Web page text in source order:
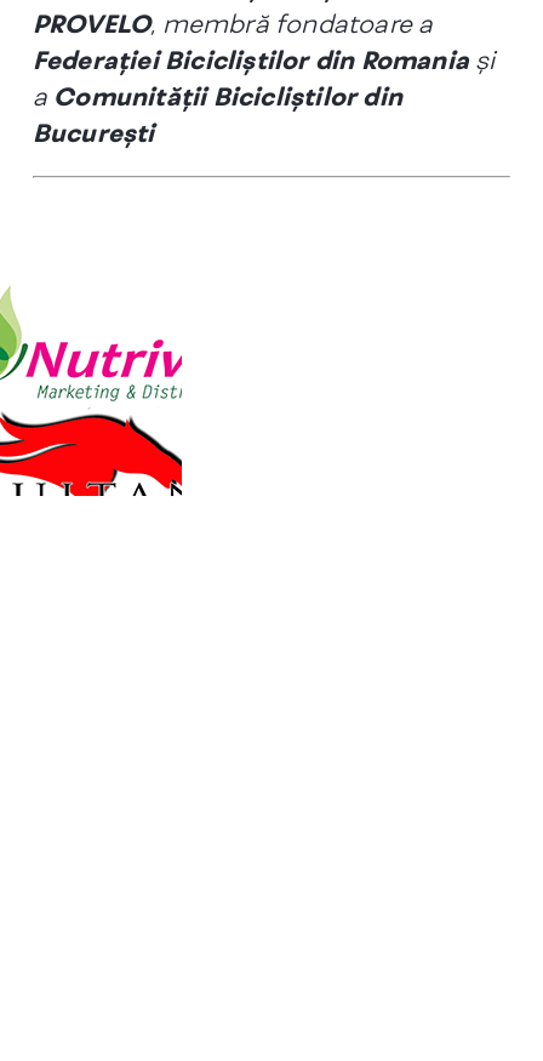
PROVELO, membră fondatoare a
Federaţiei Bicicliştilor din Romania şi
a Comunităţii Bicicliştilor din
Bucureşti